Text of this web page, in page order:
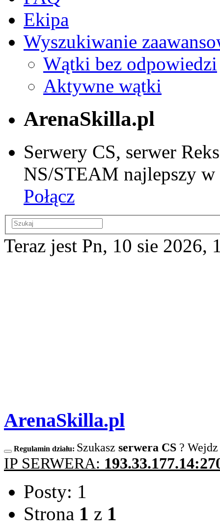
Ekipa
Wyszukiwanie
Wątki bez odpowiedzi
Aktywne wątki
ArenaSkilla.pl
Serwery CS, serwer
NS/STEAM najlepszy
Połącz
Teraz jest Pn, 10 sie 2026,
ArenaSkilla.pl
Regulamin działu: Szukasz serwera CS ?
IP SERWERA:
Posty: 1
Strona 1 z 1